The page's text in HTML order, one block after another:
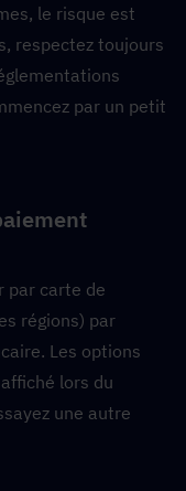
le risque est
respectez toujours
par un petit
par carte de
régions) par
Les options
lors du
une autre